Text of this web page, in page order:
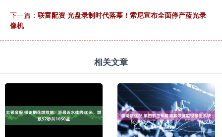
下一篇： 联富配资 光盘录制时代落幕！索尼宣布全面停产蓝光录
像机
相关文章